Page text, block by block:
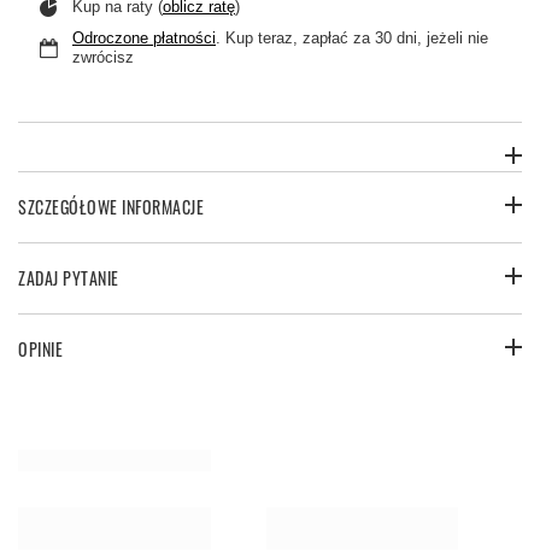
Kup na raty (oblicz ratę)
Odroczone płatności. Kup teraz, zapłać za 30 dni, jeżeli nie
zwrócisz
SZCZEGÓŁOWE INFORMACJE
ZADAJ PYTANIE
OPINIE